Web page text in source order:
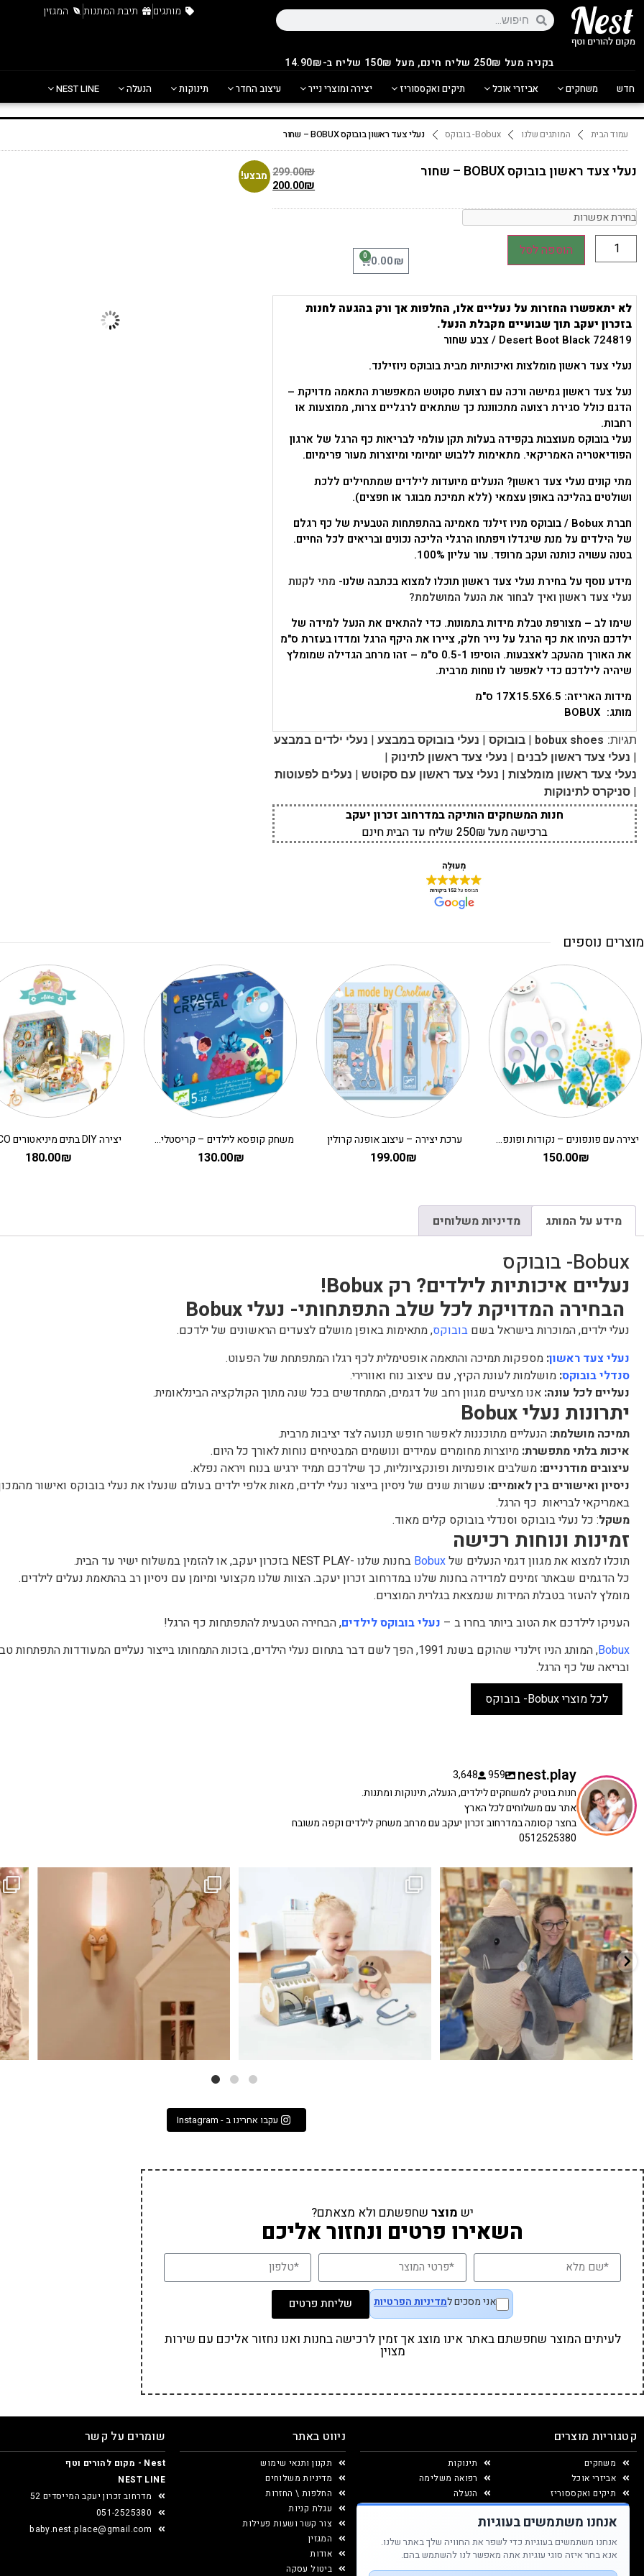
בקניה מעל 250 ₪ שליח חינם, מעל 150₪ שליח ב-14.90₪
מותגים תיבת המתנות המגזין
חדש משחקים אביזרי אוכל תיקים ואקססוריז יצירה ומוצרי נייר עיצוב החדר תינוקות הנעלה NEST LINE
עמוד הבית המותגים שלנו Bobux- בובוקס נעלי צעד ראשון בובוקס BOBUX – שחור
נעלי צעד ראשון בובוקס BOBUX – שחור 299.00₪
200.00₪
הוספה לסל
0.00₪
0
לא יתאפשרו החזרות על נעליים אלו, החלפות אך ורק בהגעה לחנות
בזכרון יעקב תוך שבועיים מקבלת הנעל.
Desert Boot Black 724819 / צבע שחור
נעלי צעד ראשון מומלצות ואיכותיות מבית בובוקס ניוזילנד.
נעל צעד ראשון גמישה ורכה עם רצועת סקוטש המאפשרת התאמה מדויקת –
הדגם כולל סגירת רצועה מתכווננת כך שתתאים לרגליים צרות, ממוצעות או
רחבות.
נעלי בובוקס מעוצבות בקפידה בעלות תקן עולמי לבריאות כף הרגל של ארגון
הפודיאטריה האמריקאי. מתאימות ללבוש יומיומי ומיוצרות מעור פרימיום.
מתי קונים נעלי צעד ראשון? הנעלים מיועדות לילדים שמתחילים ללכת
ושולטים בהליכה באופן עצמאי (ללא תמיכת מבוגר או חפצים).
חברת Bobux / בובוקס מניו זילנד מאמינה בהתפתחות הטבעית של כף רגלם
של הילדים על מנת שיגדלו ויפתחו הרגלי הליכה נכונים ובריאים לכל החיים.
בטנה עשויה כותנה ועקב מרופד. עור עליון 100%.
מידע נוסף על בחירת נעלי צעד ראשון תוכלו למצוא בכתבה שלנו- מתי לקנות
נעלי צעד ראשון ואיך לבחור את הנעל המושלמת?
שימו לב – מצורפת טבלת מידות בתמונות. כדי להתאים את הנעל למידה של
ילדכם הניחו את כף הרגל על נייר חלק, ציירו את היקף הרגל ומדדו בעזרת ס"מ
את האורך מהעקב לאצבעות. הוסיפו 0.5-1 ס"מ – זהו מרחב הגדילה שמומלץ
שיהיה לילדכם כדי לאפשר לו נוחות מרבית.
מידות האריזה: 17X15.5X6.5 ס"מ
מותג: BOBUX
תגיות: bobux shoes
| בובוקס | נעלי בובוקס במבצע | נעלי ילדים במבצע
| נעלי צעד ראשון לבנים | נעלי צעד ראשון לתינוק |
נעלי צעד ראשון מומלצות | נעלי צעד ראשון עם סקוטש | נעלים לפעוטות
| סניקרס לתינוקות
חנות המשחקים הותיקה במדרחוב זכרון יעקב
ברכישה מעל 250₪ שליח עד הבית חינם
מבצע!
מוצרים נוספים
יצירה עם פונפונים – נקודות ופונפונים בדשא DJECO
150.00₪
ערכת יצירה – עיצוב אופנה קרולין
199.00₪
משחק קופסא לילדים – קריסטלים בחלל
130.00₪
180.00₪
מידע על המותג מדיניות משלוחים
Bobux- בובוקס
נעליים איכותיות לילדים? רק Bobux!
הבחירה המדויקת לכל שלב התפתחותי- נעלי Bobux
נעלי ילדים, המוכרות בישראל בשם בובוקס, מתאימות באופן מושלם לצעדים הראשונים של ילדכם.
נעלי צעד ראשון: מספקות תמיכה והתאמה אופטימלית לכף רגלו המתפתחת של הפעוט.
סנדלי בובוקס: מושלמות לעונת הקיץ, עם עיצוב נוח ואוורירי.
נעליים לכל עונה: אנו מציעים מגוון רחב של דגמים, המתחדשים בכל שנה מתוך הקולקציה הבינלאומית.
יתרונות נעלי Bobux
תמיכה מושלמת: הנעליים מתוכננות לאפשר חופש תנועה לצד יציבות מרבית.
איכות בלתי מתפשרת: מיוצרות מחומרים עמידים ונושמים המבטיחים נוחות לאורך כל היום.
עיצובים מודרניים: משלבים אופנתיות ופונקציונליות, כך שילדכם תמיד ירגיש בנוח ויראה נפלא.
ניסיון ואישורים בין לאומיים: עשרות שנים של ניסיון בייצור נעלי ילדים, מאות אלפי ילדים בעולם שנעלו את נעלי בובוקס ואישור
באמריקאי לבריאות כף הרגל.
משקל: כל נעלי בובוקס וסנדלי בובוקס קלים מאוד.
זמינות ונוחות רכישה
תוכלו למצוא את מגוון דגמי הנעלים של
בחנות שלנו -NEST PLAY בזכרון יעקב, או להזמין במשלוח ישיר עד הבית.
כל הדגמים שבאתר זמינים למדידה בחנות שלנו במדרחוב זכרון יעקב. הצוות שלנו מקצועי ומיומן עם ניסיון רב בהתאמת נעלים לילדים.
מומלץ להעזר בטבלת המידות שנמצאת בגלרית המוצרים.
העניקו לילדכם את הטוב ביותר בחרו ב – נעלי בובוקס לילדים, הבחירה הטבעית להתפתחות כף הרגל!
Bobux
, המותג הניו זילנדי שהוקם בשנת 1991, הפך לשם דבר בתחום נעלי הילדים, בזכות התמחותו בייצור נעליים המעודדות התפתחות
ובריאה של כף הרגל.
לכל מוצרי Bobux- בובוקס
nest.play
959
3,648
חנות בוטיק למשחקים לילדים, הנעלה, תינוקות ומתנות.
אתר עם משלוחים לכל הארץ
בחצר קסומה במדרחוב זכרון יעקב עם מרחב משחק לילדים וקפה משובח
0512525380
גם פריט עיצובי לחדר, גם מנורת לילה מרגיעה, וגם...
0
7 0
כשפתחתי את החנות חלמתי ליצור מקום שהייתי
שמחה
39 16
עקבו אחרינו ב - Instagram
יש מוצר שחפשתם ולא מצאתם?
השאירו פרטים ונחזור אליכם
אני מסכים למדיניות הפרטיות שליחת פרטים
לעיתים המוצר שחפשתם באתר אינו מוצג אך זמין לרכישה בחנות ואנו נחזור אליכם עם שירות
מצוין
קטגוריות מוצרים
משחקים
אביזרי אוכל
תיקים ואקססוריז
יצירה ומוצרי נייר
עיצוב החדר
תינוקות
רפואה משלימה
הנעלה
ניווט באתר
תקנון ותנאי שימוש
מדיניות משלוחים
החלפות \ החזרות
עגלת קניות
צור קשר ושעות פעילות
המגזין
אודות
ביטול עסקה
שומרים על קשר
Nest - מקום להורים וטף
NEST LINE
מדרחוב זכרון יעקב המייסדים 52
051-2525380
baby.nest.place@gmail.com
אנחנו משתמשים בעוגיות
אנחנו משתמשים בעוגיות כדי לשפר את החוויה שלך באתר שלנו.
אנא בחר איזה סוגי עוגיות אתה מאפשר לנו להשתמש בהם.